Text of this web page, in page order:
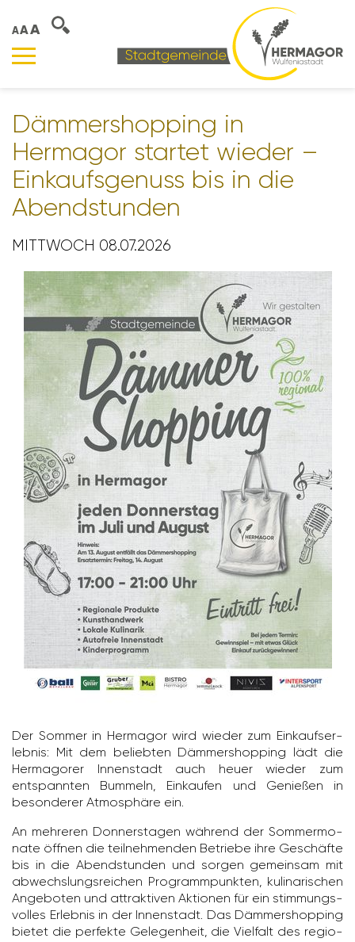
AAA
Dämmer­shop­ping in
Hermagor startet wieder –
Einkaufs­ge­nuss bis in die
Abend­stunden
MITTWOCH 08.07.2026
Der Sommer in Hermagor wird wieder zum Einkaufs­er­
lebnis: Mit dem beliebten Dämmer­shop­ping lädt die
Herma­gorer Innen­stadt auch heuer wieder zum
entspannten Bummeln, Einkaufen und Genießen in
beson­derer Atmo­sphäre ein.
An mehreren Donners­tagen während der Sommer­mo­
nate öffnen die teil­neh­menden Betriebe ihre Geschäfte
bis in die Abend­stunden und sorgen gemeinsam mit
abwechs­lungs­rei­chen Programm­punkten, kuli­na­ri­schen
Ange­boten und attrak­tiven Aktionen für ein stim­mungs­
volles Erlebnis in der Innen­stadt. Das Dämmer­shop­ping
bietet die perfekte Gele­gen­heit, die Viel­falt des regio­